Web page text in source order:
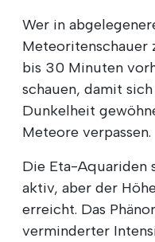
Wer in
Meteoritenschauer
bis 30 Minuten
schauen, damit
Dunkelheit
Meteore verpassen.
Die Eta-Aquariden
aktiv, aber der
erreicht. Das
verminderter